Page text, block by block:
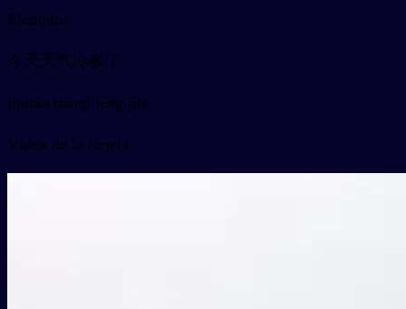
Ejemplos
今天天气冷极了
jīntiān tiānqì lěng jíle
Vídeo de la tarjeta